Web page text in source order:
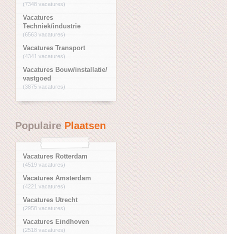
(7348 vacatures)
Vacatures
Techniek/industrie
(6563 vacatures)
Vacatures Transport
(4341 vacatures)
Vacatures Bouw/installatie/
vastgoed
(3875 vacatures)
PopulairePlaatsen
Vacatures Rotterdam
(4519 vacatures)
Vacatures Amsterdam
(4221 vacatures)
Vacatures Utrecht
(2958 vacatures)
Vacatures Eindhoven
(2518 vacatures)